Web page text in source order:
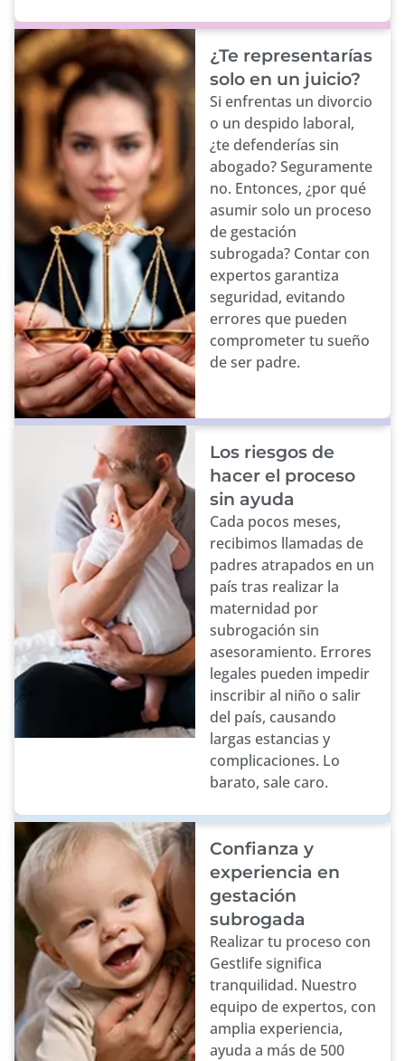
¿Te representarías
solo en un juicio?
Si enfrentas un divorcio
o un despido laboral,
¿te defenderías sin
abogado? Seguramente
no. Entonces, ¿por qué
asumir solo un proceso
de gestación
subrogada? Contar con
expertos garantiza
seguridad, evitando
errores que pueden
comprometer tu sueño
de ser padre.
Los riesgos de
hacer el proceso
sin ayuda
Cada pocos meses,
recibimos llamadas de
padres atrapados en un
país tras realizar la
maternidad por
subrogación sin
asesoramiento. Errores
legales pueden impedir
inscribir al niño o salir
del país, causando
largas estancias y
complicaciones. Lo
barato, sale caro.
Confianza y
experiencia en
gestación
subrogada
Realizar tu proceso con
Gestlife significa
tranquilidad. Nuestro
equipo de expertos, con
amplia experiencia,
ayuda a más de 500